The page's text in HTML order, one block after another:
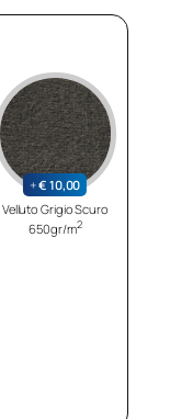
+€ 10,00
Velluto Grigio Scuro
650gr/m2